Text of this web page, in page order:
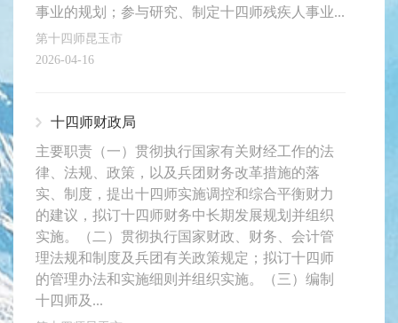
事业的规划；参与研究、制定十四师残疾人事业...
第十四师昆玉市
2026-04-16
十四师财政局
主要职责（一）贯彻执行国家有关财经工作的法
律、法规、政策，以及兵团财务改革措施的落
实、制度，提出十四师实施调控和综合平衡财力
的建议，拟订十四师财务中长期发展规划并组织
实施。（二）贯彻执行国家财政、财务、会计管
理法规和制度及兵团有关政策规定；拟订十四师
的管理办法和实施细则并组织实施。（三）编制
十四师及...